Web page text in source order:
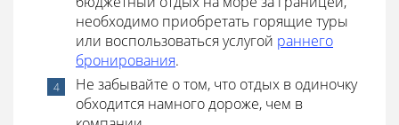
необходимо приобретать горящие туры
или воспользоваться услугой раннего
бронирования.
Не забывайте о том, что отдых в одиночку
обходится намного дороже, чем в